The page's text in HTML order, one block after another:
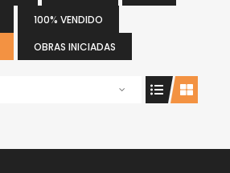
100% VENDIDO
OBRAS INICIADAS